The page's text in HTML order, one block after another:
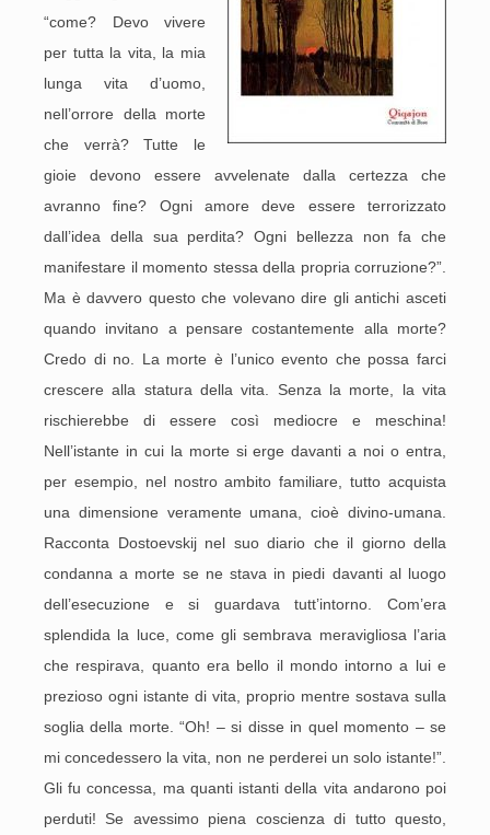
“come? Devo vivere
per tutta la vita, la mia
lunga vita d’uomo,
nell’orrore della morte
che verrà? Tutte le
gioie devono essere avvelenate dalla certezza che
avranno fine? Ogni amore deve essere terrorizzato
dall’idea della sua perdita? Ogni bellezza non fa che
manifestare il momento stessa della propria corruzione?”.
Ma è davvero questo che volevano dire gli antichi asceti
quando invitano a pensare costantemente alla morte?
Credo di no. La morte è l’unico evento che possa farci
crescere alla statura della vita. Senza la morte, la vita
rischierebbe di essere così mediocre e meschina!
Nell’istante in cui la morte si erge davanti a noi o entra,
per esempio, nel nostro ambito familiare, tutto acquista
una dimensione veramente umana, cioè divino-umana.
Racconta Dostoevskij nel suo diario che il giorno della
condanna a morte se ne stava in piedi davanti al luogo
dell’esecuzione e si guardava tutt’intorno. Com’era
splendida la luce, come gli sembrava meravigliosa l’aria
che respirava, quanto era bello il mondo intorno a lui e
prezioso ogni istante di vita, proprio mentre sostava sulla
soglia della morte. “Oh! – si disse in quel momento – se
mi concedessero la vita, non ne perderei un solo istante!”.
Gli fu concessa, ma quanti istanti della vita andarono poi
perduti! Se avessimo piena coscienza di tutto questo,